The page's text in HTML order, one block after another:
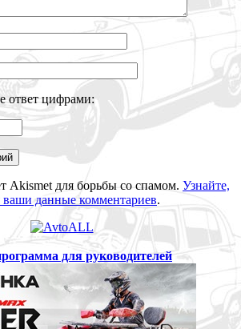
ответ цифрами:
Akismet для борьбы со спамом. Узнайте,
ваши данные комментариев.
для руководителей